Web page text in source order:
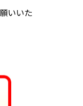
いいた